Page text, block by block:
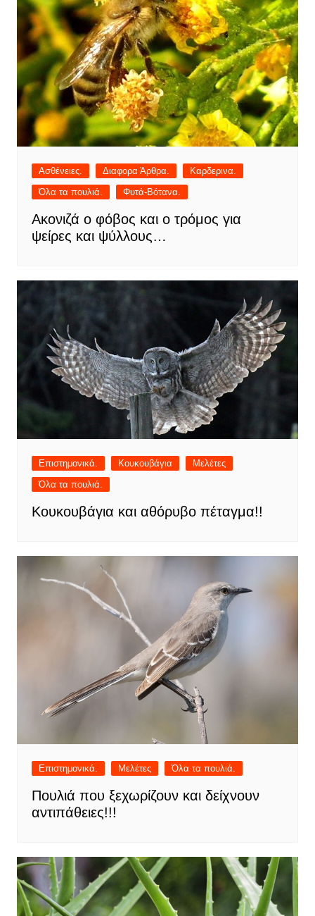
Ασθένειες. Διαφορα Άρθρα.
Καρδερινα.
Όλα τα πουλιά.
Φυτά-Βότανα.
Ακονιζά ο φόβος και ο τρόμος για
ψείρες και ψύλλους…
Επιστημονικά. Κουκουβάγια
Μελέτες
Όλα τα πουλιά.
Κουκουβάγια και αθόρυβο πέταγμα!!
Επιστημονικά. Μελέτες Όλα τα πουλιά.
Πουλιά που ξεχωρίζουν και δείχνουν
αντιπάθειες!!!